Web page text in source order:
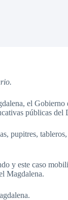
el
públicas del
y este caso
Magdalena.